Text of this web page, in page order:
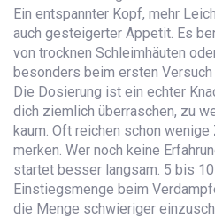
Ein entspannter Kopf, mehr
auch gesteigerter Appetit. Es
von trocknen Schleimhäuten
besonders beim ersten
Die Dosierung ist ein echter
dich ziemlich überraschen, zu
kaum. Oft reichen schon
merken. Wer noch keine
startet besser langsam. 5 bis
Einstiegsmenge beim
die Menge schwieriger